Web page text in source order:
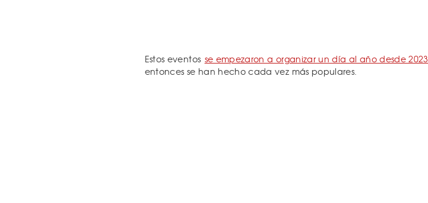
Estos eventos se empezaron a organizar un día al año desde 2023
entonces se han hecho cada vez más populares.